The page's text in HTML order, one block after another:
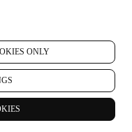
ONLY
privacy-policy-eea
contactando a sua loja ou
de dados pelo WhatsApp
da App; Le
1 (um) ano.
segurança dos dados de